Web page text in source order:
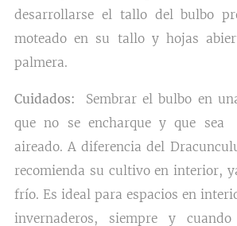
desarrollarse el tallo del bulbo
moteado en su tallo y hojas
palmera.
Cuidados: Sembrar el bulbo en
que no se encharque y que sea
aireado. A diferencia del
recomienda su cultivo en interior,
frío. Es ideal para espacios en
invernaderos, siempre y